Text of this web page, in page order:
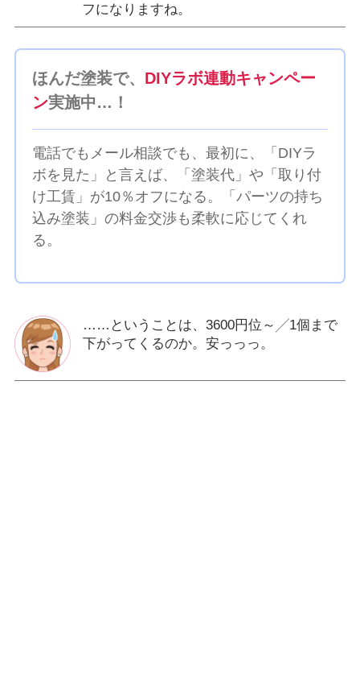
フになりますね。
ほんだ塗装で、 DIYラボ連動キャンペー
ン実施中…！
電話でもメール相談でも、最初に、「DIYラ
ボを見た」と言えば、「塗装代」や「取り付
け工賃」が10％オフになる。「パーツの持ち
込み塗装」の料金交渉も柔軟に応じてくれ
る。
……ということは、3600円位～╱1個まで
下がってくるのか。安っっっ。